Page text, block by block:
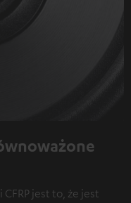
jest to, że jest